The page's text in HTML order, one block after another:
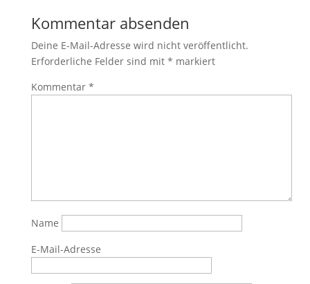
Kommentar absenden
Deine E-Mail-Adresse wird nicht veröffentlicht.
Erforderliche Felder sind mit * markiert
Kommentar *
Name
E-Mail-Adresse